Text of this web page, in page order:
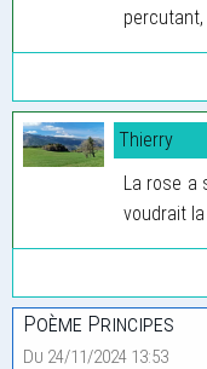
Thierry
La rose a
voudrait
Poème Principes
Du 24/11/2024 13:53